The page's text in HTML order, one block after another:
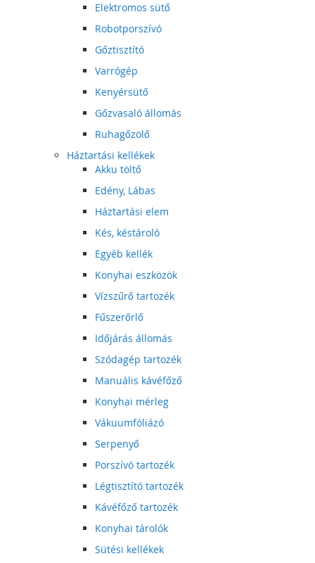
Elektromos sütő
Robotporszívó
Gőztisztító
Varrógép
Kenyérsütő
Gőzvasaló állomás
Ruhagőzölő
Háztartási kellékek
Akku töltő
Edény, Lábas
Háztartási elem
Kés, késtároló
Egyéb kellék
Konyhai eszközök
Vízszűrő tartozék
Fűszerőrlő
Időjárás állomás
Szódagép tartozék
Manuális kávéfőző
Konyhai mérleg
Vákuumfóliázó
Serpenyő
Porszívó tartozék
Légtisztító tartozék
Kávéfőző tartozék
Konyhai tárolók
Sütési kellékek